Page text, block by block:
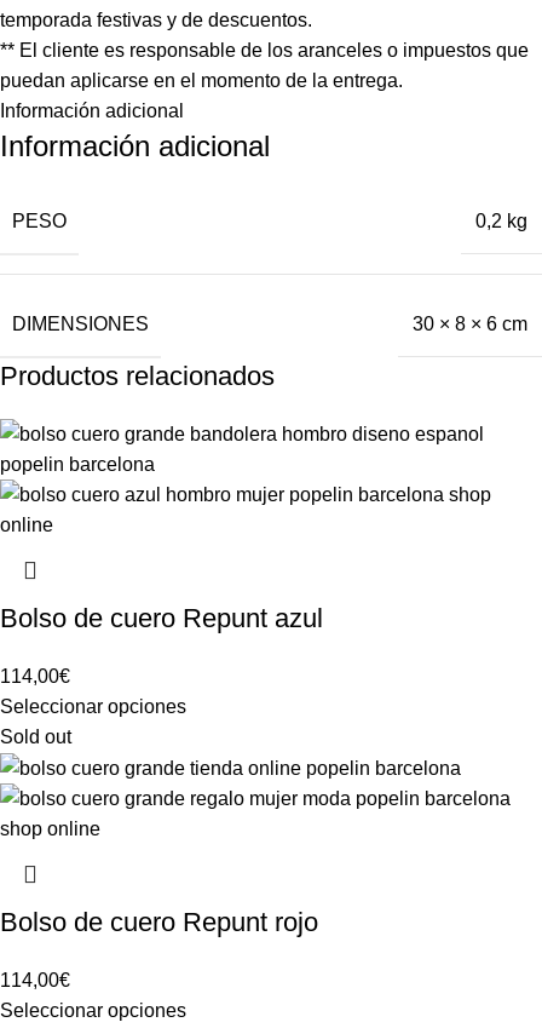
temporada festivas y de descuentos.
** El cliente es responsable de los aranceles o impuestos que
puedan aplicarse en el momento de la entrega.
Información adicional
Información adicional
PESO 0,2 kg
DIMENSIONES 30 × 8 × 6 cm
Productos relacionados
Bolso de cuero Repunt azul
114,00€
Seleccionar opciones
Sold out
Bolso de cuero Repunt rojo
114,00€
Seleccionar opciones